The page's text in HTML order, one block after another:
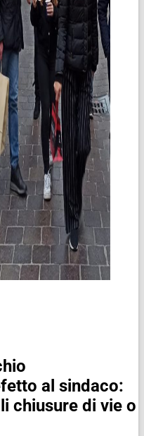
al sindaco:
chiusure di vie o